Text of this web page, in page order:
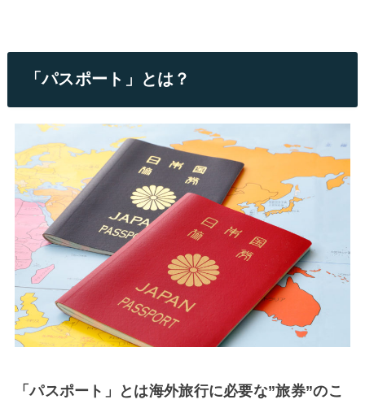
「パスポート」とは？
「パスポート」とは海外旅行に必要な”旅券”のこ